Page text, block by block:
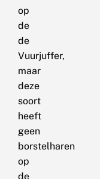
op
de
de
Vuurjuffer,
maar
deze
soort
heeft
geen
borstelharen
op
de